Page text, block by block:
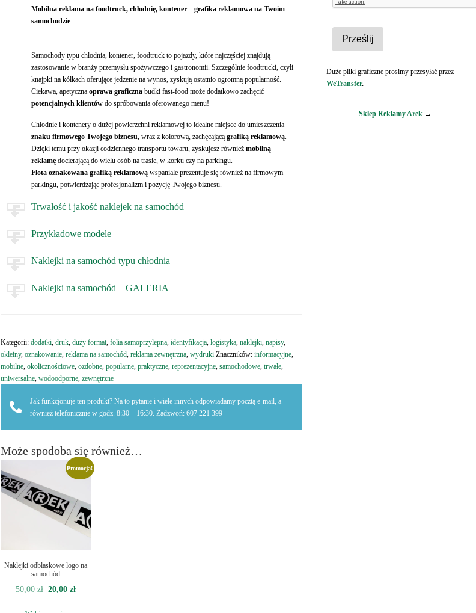
Mobilna reklama na foodtruck, chłodnię, kontener – grafika reklamowa na Twoim
samochodzie
Samochody typu chłodnia, kontener, foodtruck to pojazdy, które najczęściej znajdują
zastosowanie w branży przemysłu spożywczego i gastronomii. Szczególnie foodtrucki, czyli
knajpki na kółkach oferujące jedzenie na wynos, zyskują ostatnio ogromną popularność.
Ciekawa, apetycznaoprawa graficznabudki fast-food może dodatkowo zachęcić
potencjalnych klientówdo spróbowania oferowanego menu!
Chłodnie i kontenery o dużej powierzchni reklamowej to idealne miejsce do umieszczenia
znaku firmowego Twojego biznesu, wraz z kolorową, zachęcającą grafiką reklamową.
Dzięki temu przy okazji codziennego transportu towaru, zyskujesz również mobilną
reklamędocierającą do wielu osób na trasie, w korku czy na parkingu.
Flota oznakowana grafiką reklamowąwspaniale prezentuje się również na firmowym
parkingu, potwierdzając profesjonalizm i pozycję Twojego biznesu.
Trwałość i jakość naklejek na samochód
Przykładowe modele
Naklejki na samochód typu chłodnia
Naklejki na samochód – GALERIA
Kategorii: dodatki, druk, duży format, folia samoprzylepna, identyfikacja, logistyka, naklejki, napisy,
okleiny, oznakowanie, reklama na samochód, reklama zewnętrzna, wydruki Znaczników: informacyjne,
mobilne, okolicznościowe, ozdobne, popularne, praktyczne, reprezentacyjne, samochodowe, trwałe,
uniwersalne, wodoodporne, zewnętrzne
Jak funkcjonuje ten produkt? Na to pytanie i wiele innych odpowiadamy pocztą e-mail, a
również telefonicznie w godz. 8:30 – 16:30. Zadzwoń: 607 221 399
Może spodoba się również…
Promocja!
Naklejki odblaskowe logo na
samochód
50,00zł Pierwotna
20,00 zł
Duże pliki graficzne prosimy przesyłać przez
WeTransfer.
Sklep Reklamy Arek →